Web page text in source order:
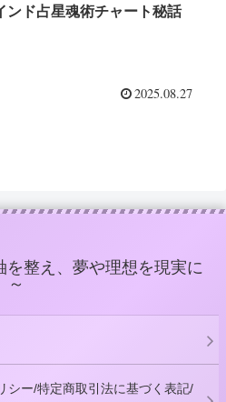
ンド占星魂術チャート秘話
2025.08.27
整え、夢や理想を現実に
～
シー/特定商取引法に基づく表記/